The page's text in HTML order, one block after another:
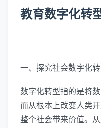
教育数字化转
一、探究社会数字化
数字化转型指的是将
而从根本上改变人类
整个社会带来价值。